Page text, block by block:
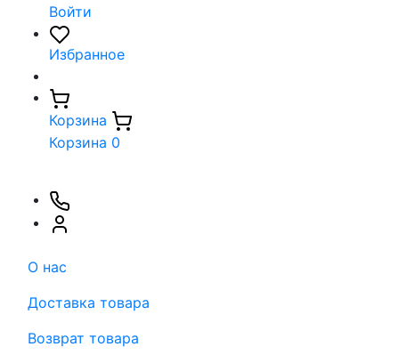
Войти
Избранное
Корзина
Корзина 0
О нас
Доставка товара
Возврат товара